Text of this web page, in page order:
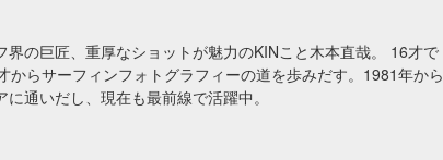
界の巨匠、重厚なショットが魅力のKINこと木本直哉。 16才で
からサーフィンフォトグラフィーの道を歩みだす。1981年から
通いだし、現在も最前線で活躍中。